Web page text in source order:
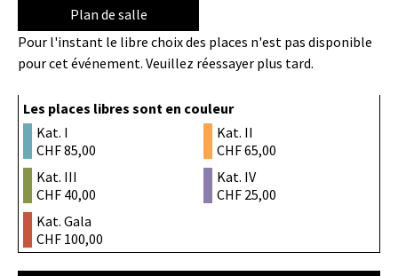
Plan de salle
Pour l'instant le libre choix des places n'est pas disponible
pour cet événement. Veuillez réessayer plus tard.
Les places libres sont en couleur
Kat. I
CHF 85,00
Kat. II
CHF 65,00
Kat. III
CHF 40,00
Kat. IV
CHF 25,00
Kat. Gala
CHF 100,00